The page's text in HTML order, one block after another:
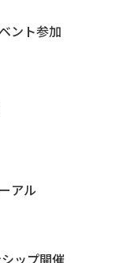
ント参加
アル
ップ開催